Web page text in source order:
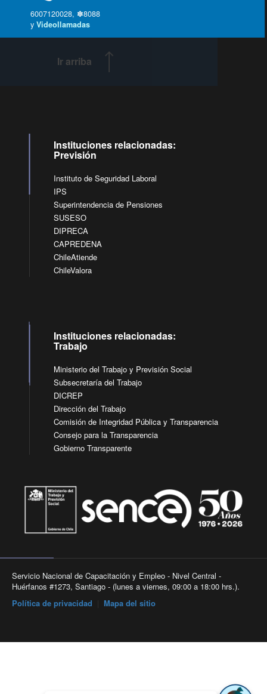
6007120028, ✽8088
yVideollamadas
Instituciones relacionadas:
Previsión
Instituto de Seguridad Laboral
IPS
Superintendencia de Pensiones
SUSESO
DIPRECA
CAPREDENA
ChileAtiende
ChileValora
Instituciones relacionadas:
Trabajo
Ministerio del Trabajo y Previsión Social
Subsecretaría del Trabajo
DICREP
Dirección del Trabajo
Comisión de Integridad Pública y Transparencia
Consejo para la Transparencia
Gobierno Transparente
Servicio Nacional de Capacitación y Empleo - Nivel Central -
Huérfanos #1273, Santiago - (lunes a viernes, 09:00 a 18:00 hrs.).
Política de privacidad
Mapa del sitio